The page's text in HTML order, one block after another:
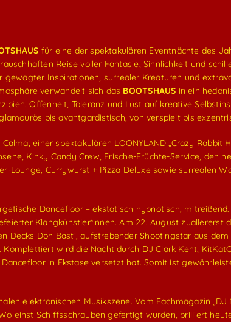
für eine der spektakulären Eventnächte des
Reise voller Fantasie, Sinnlichkeit und
gewagter Inspirationen, surrealer Kreaturen und
verwandelt sich das BOOTSHAUS in ein
Offenheit, Toleranz und Lust auf kreative
bis avantgardistisch, von verspielt bis
einer spektakulären LOONYLAND „Crazy Rabbit
Kinky Candy Crew, Frische-Früchte-Service, den
Currywurst + Pizza Deluxe sowie surrealen
Dancefloor – ekstatisch hypnotisch,
Klangkünstler*innen. Am 22. August zuallererst
Decks Don Basti, aufstrebender Shootingstar aus dem
wird die Nacht durch DJ Clark Kent,
in Ekstase versetzt hat. Somit ist
elektronischen Musikszene. Vom Fachmagazin
einst Schiffsschrauben gefertigt wurden, brilliert